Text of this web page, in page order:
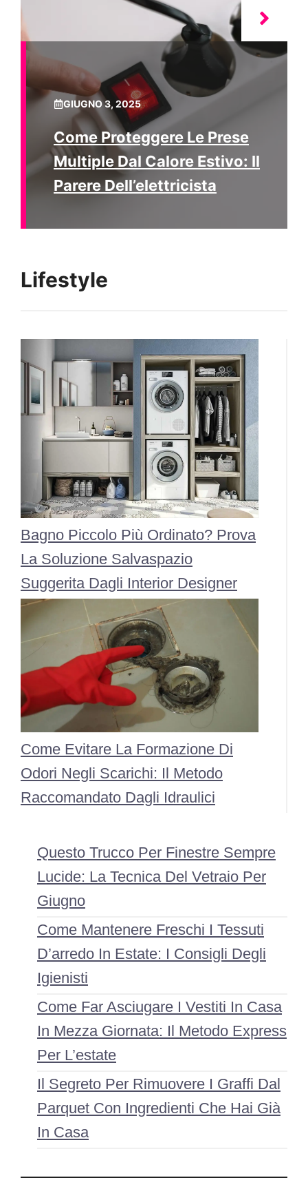
GIUGNO 3, 2025
Come Proteggere Le Prese
Multiple Dal Calore Estivo: Il
Parere Dell’elettricista
Lifestyle
Bagno Piccolo Più Ordinato? Prova
La Soluzione Salvaspazio
Suggerita Dagli Interior Designer
Come Evitare La Formazione Di
Odori Negli Scarichi: Il Metodo
Raccomandato Dagli Idraulici
Questo Trucco Per Finestre Sempre
Lucide: La Tecnica Del Vetraio Per
Giugno
Come Mantenere Freschi I Tessuti
D’arredo In Estate: I Consigli Degli
Igienisti
Come Far Asciugare I Vestiti In Casa
In Mezza Giornata: Il Metodo Express
Per L’estate
Il Segreto Per Rimuovere I Graffi Dal
Parquet Con Ingredienti Che Hai Già
In Casa